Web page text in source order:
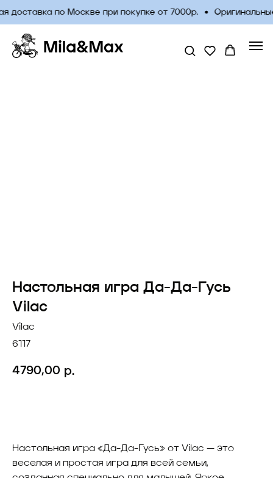
доставка по Москве при покупке от 7000р.
Настольная игра Да-Да-Гусь
Vilac
Vilac
6117
4790,00 р.
Настольная игра «Да-Да-Гусь» от Vilac — это
веселая и простая игра для всей семьи,